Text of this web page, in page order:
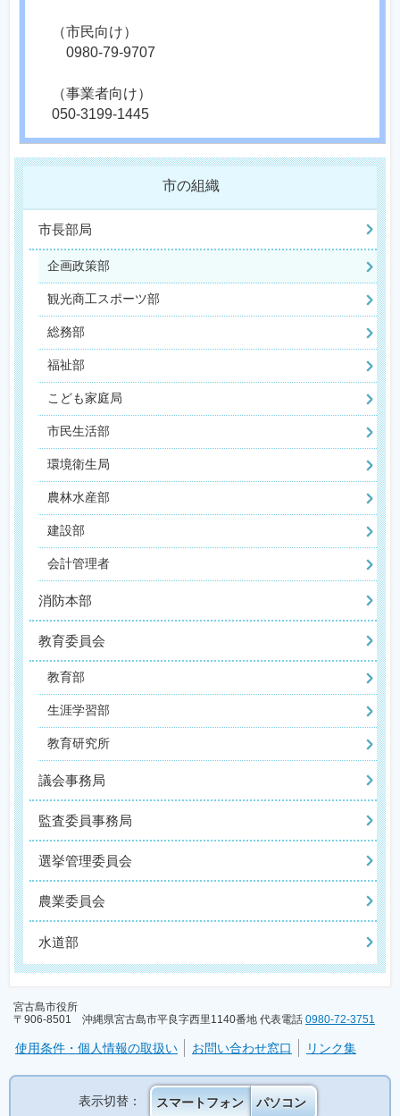
（市民向け）
0980-79-9707
（事業者向け）
050-3199-1445
市の組織
市長部局
企画政策部
観光商工スポーツ部
総務部
福祉部
こども家庭局
市民生活部
環境衛生局
農林水産部
建設部
会計管理者
消防本部
教育委員会
教育部
生涯学習部
教育研究所
議会事務局
監査委員事務局
選挙管理委員会
農業委員会
水道部
宮古島市役所
〒906-8501 沖縄県宮古島市平良字西里1140番地 代表電話 0980-72-3751
使用条件・個人情報の取扱い お問い合わせ窓口 リンク集
表示切替： スマートフォン パソコン